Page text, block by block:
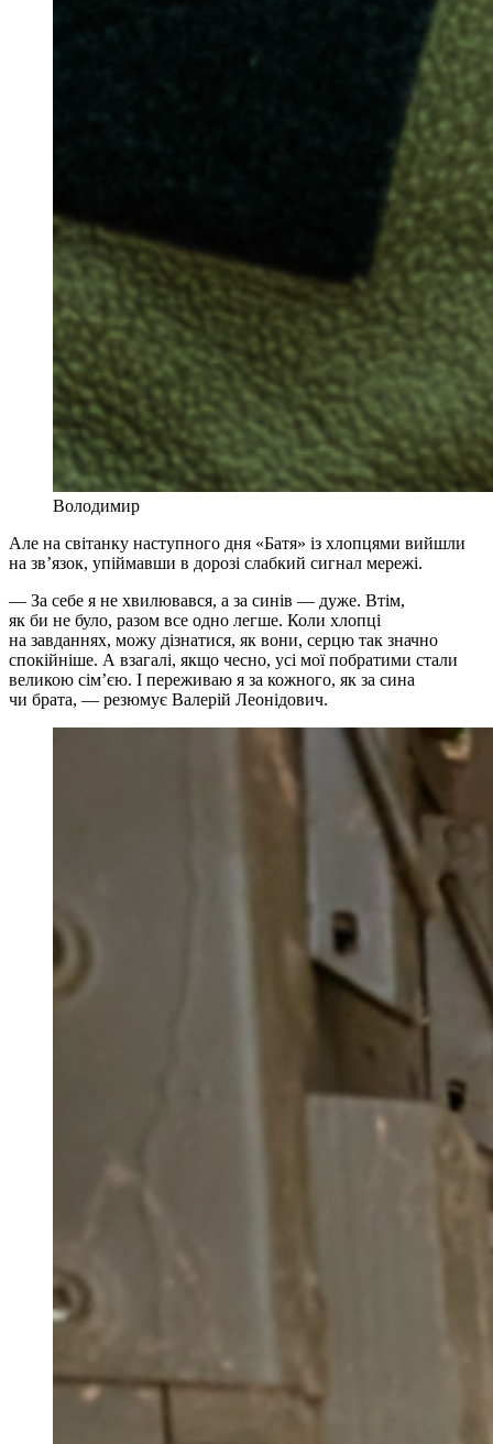
Володимир
Але на світанку наступного дня «Батя» із хлопцями вийшли
на зв’язок, упіймавши в дорозі слабкий сигнал мережі.
— За себе я не хвилювався, а за синів — дуже. Втім,
як би не було, разом все одно легше. Коли хлопці
на завданнях, можу дізнатися, як вони, серцю так значно
спокійніше. А взагалі, якщо чесно, усі мої побратими стали
великою сім’єю. І переживаю я за кожного, як за сина
чи брата, — резюмує Валерій Леонідович.